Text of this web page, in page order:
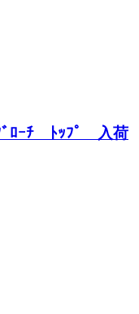
ﾛｰﾁ ﾄｯﾌﾟ 入荷